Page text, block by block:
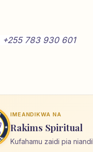
+255 783 930 601
IMEANDIKWA NA
Rakims Spiritual
Kufahamu zaidi pia